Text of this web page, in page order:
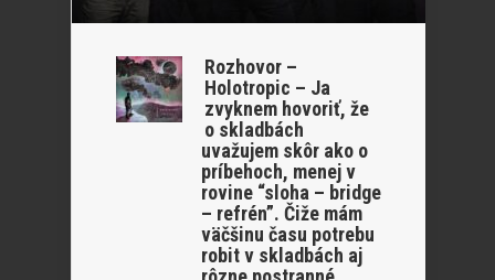
Rozhovor –
Holotropic – Ja
zvyknem hovoriť, že
o skladbách
uvažujem skôr ako o
príbehoch, menej v
rovine “sloha – bridge
– refrén”. Čiže mám
väčšinu času potrebu
robit v skladbách aj